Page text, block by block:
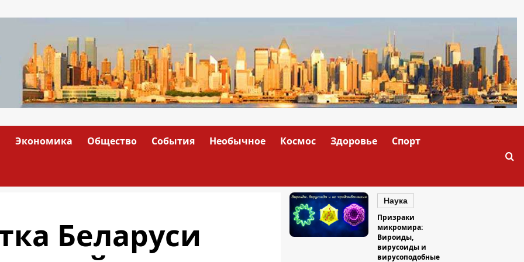
Экономика Общество События Необычное Космос Здоровье Спорт
Беларуси
Наука
Призраки
микромира:
Вироиды,
вирусоиды и
вирусоподобные